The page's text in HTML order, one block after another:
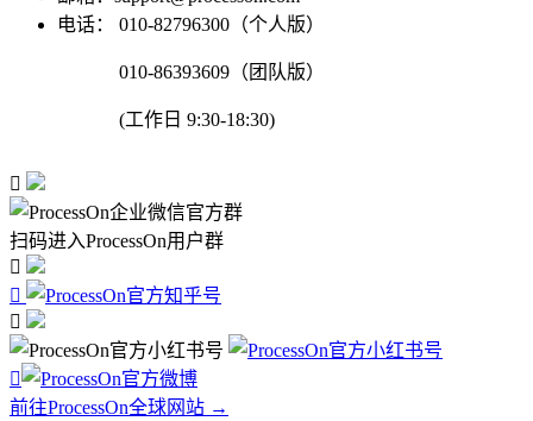
电话：
010-82796300（个人版）
010-86393609（团队版）
(工作日 9:30-18:30)

扫码进入ProcessOn用户群




前往ProcessOn全球网站 →